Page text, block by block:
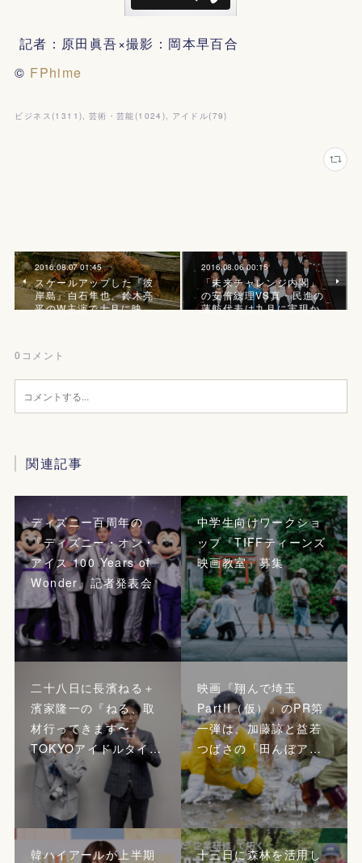
記者：原田眞吾×撮影：岡本早百合
© FPhime
ビジネス (1311 ) 芸術・芸能 (1024 ) アイドル(79)
2016.08.07 01:45
スケールアップした『彼
岸島』白石隼也、鈴木亮
平のW主演で十月に映…
2016.08.06 00:15
「未来チャレンジ内閣」
の安倍総理VS真・民進の
蓮舫代表は九月に実現か
0 コメント
関連記事
ディズニー百周年の
『ディズニー・オン・
アイス 100 Years of
Wonder』記者発表会
中学生向けワークショ
ップ『TIFFティーンズ
映画教室』募集
二十八日に長濱ねる＋
濱家隆一の『ねる、取
材行ってきます〜
TOKYOアイドルタイ…
映画『翔んで埼玉
PartII（仮）』のPR第
一弾は、加藤諒と益若
つばさの「田んぼア…
韓ハイアールが上半期
十三日に森林を活用し